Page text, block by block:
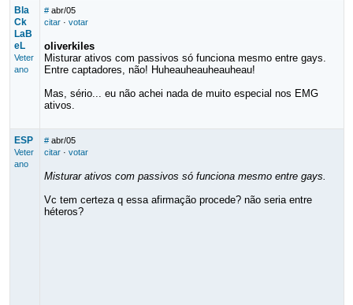
Bla
Ck
LaB
eL
Veter
ano
# abr/05
citar· votar
oliverkiles
Misturar ativos com passivos só funciona mesmo entre gays.
Entre captadores, não! Huheauheauheauheau!
Mas, sério... eu não achei nada de muito especial nos EMG
ativos.
ESP
Veter
ano
# abr/05
citar· votar
Misturar ativos com passivos só funciona mesmo entre gays.
Vc tem certeza q essa afirmação procede? não seria entre
héteros?